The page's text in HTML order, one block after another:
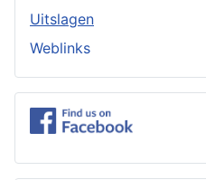
Uitslagen
Weblinks